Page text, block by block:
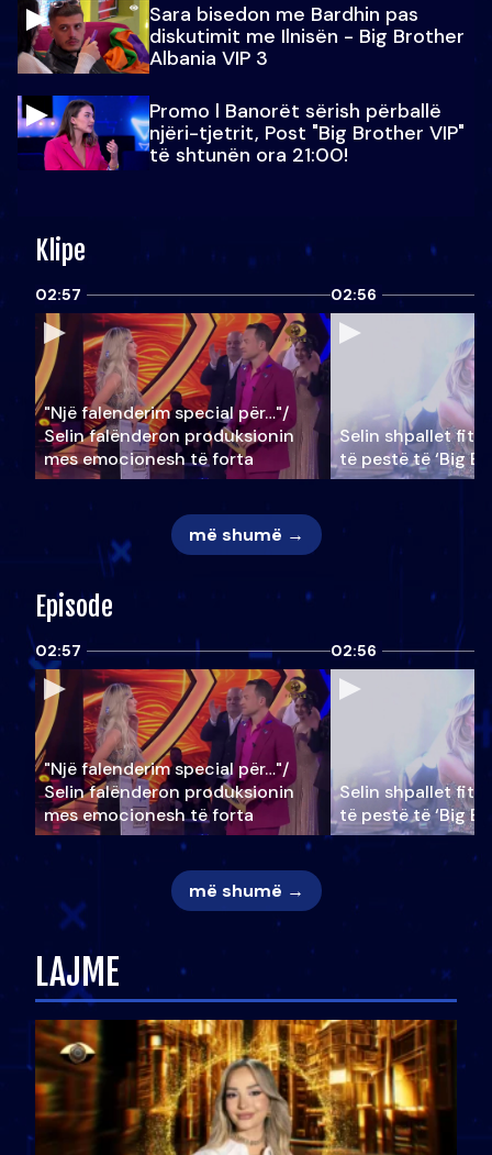
Sara bisedon me Bardhin pas
diskutimit me Ilnisën - Big Brother
Albania VIP 3
Promo l Banorët sërish përballë
njëri-tjetrit, Post "Big Brother VIP"
të shtunën ora 21:00!
Klipe
02:57
"Një falenderim special për…"/
Selin falënderon produksionin
mes emocionesh të forta
02:56
Selin shpallet
të pestë të ‘Big
më shumë →
Episode
02:57
"Një falenderim special për…"/
Selin falënderon produksionin
mes emocionesh të forta
02:56
Selin shpallet
të pestë të ‘Big
më shumë →
LAJME